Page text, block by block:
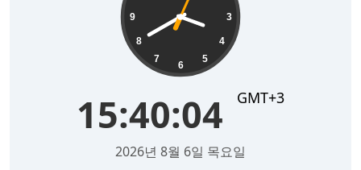
3
4
5
6
7
8
9
15:40:05 GMT+3
2026년 8월 6일 목요일